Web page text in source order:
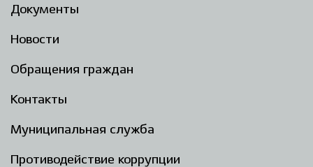
Документы
Новости
Обращения граждан
Контакты
Муниципальная служба
Противодействие коррупции